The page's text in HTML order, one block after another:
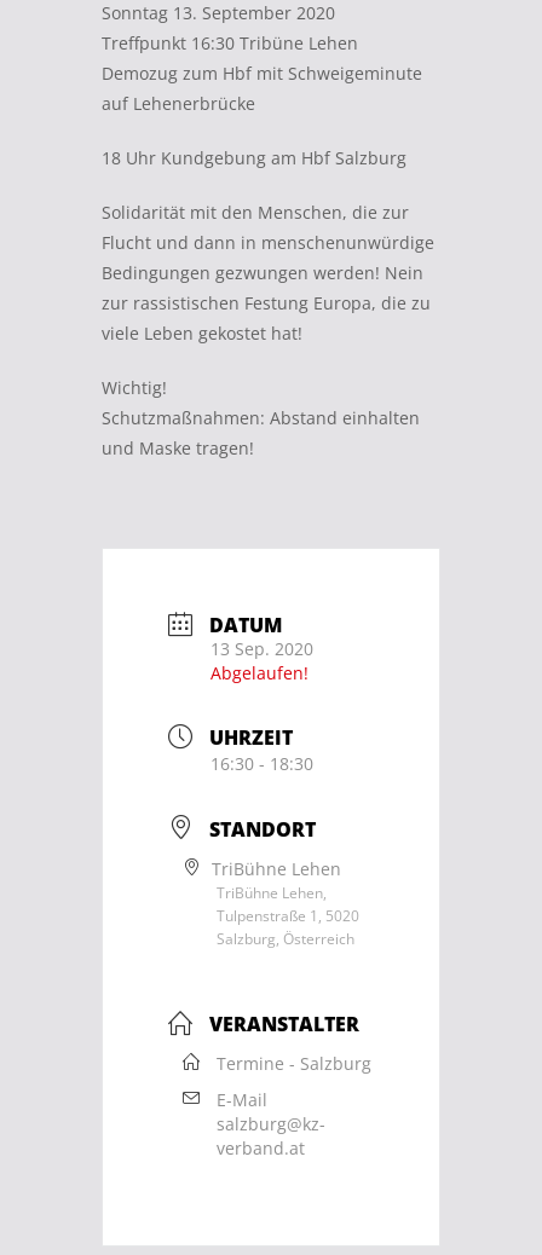
Sonntag 13. September 2020
Treffpunkt 16:30 Tribüne Lehen
Demozug zum Hbf mit Schweigeminute
auf Lehenerbrücke
18 Uhr Kundgebung am Hbf Salzburg
Solidarität mit den Menschen, die zur
Flucht und dann in menschenunwürdige
Bedingungen gezwungen werden! Nein
zur rassistischen Festung Europa, die zu
viele Leben gekostet hat!
Wichtig!
Schutzmaßnahmen: Abstand einhalten
und Maske tragen!
DATUM
13 Sep. 2020
Abgelaufen!
UHRZEIT
16:30 - 18:30
STANDORT
TriBühne Lehen
TriBühne Lehen,
Tulpenstraße 1, 5020
Salzburg, Österreich
VERANSTALTER
Termine - Salzburg
E-Mail
salzburg@kz-
verband.at